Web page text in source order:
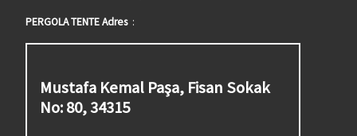
PERGOLA TENTE Adres:
Mustafa Kemal Paşa, Fisan Sokak
No: 80, 34315